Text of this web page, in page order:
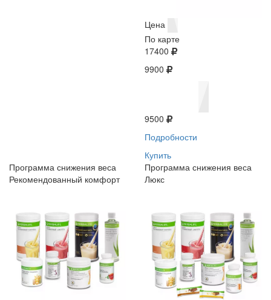
Цена
По карте
17400
9900
9500
Подробности
Купить
Программа снижения веса
Рекомендованный комфорт
Программа снижения веса
Люкс